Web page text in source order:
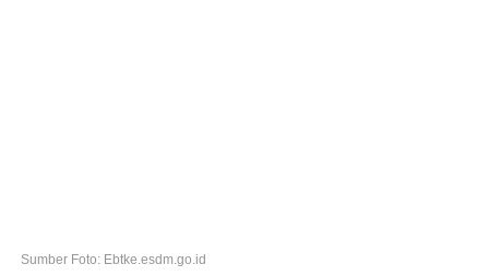
Sumber Foto: Ebtke.esdm.go.id